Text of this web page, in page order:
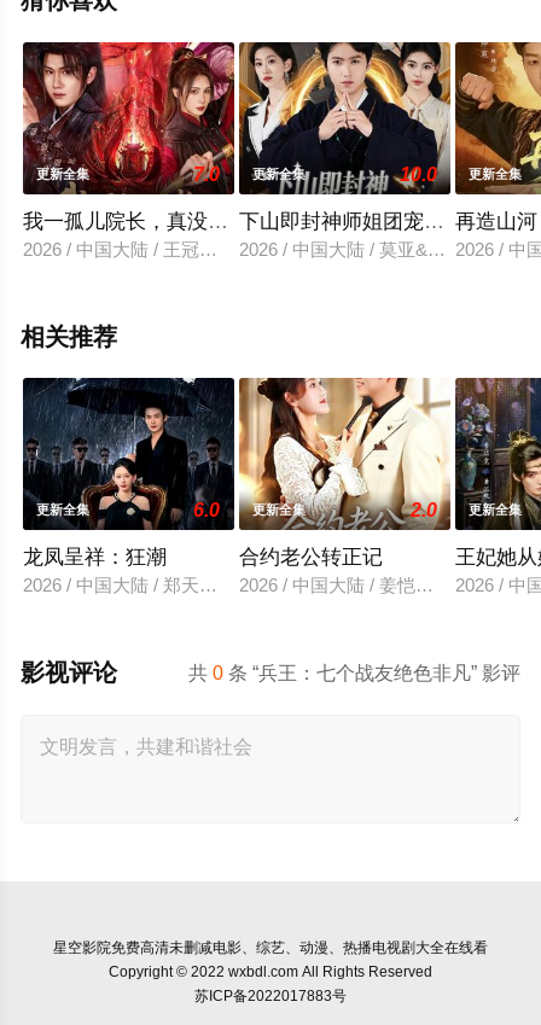
更新全集 7.0
我一孤儿院长，真没想当武林盟主
2026 / 中国大陆 / 王冠彭&刘雪婷
更新全集 10.0
下山即封神师姐团宠我一人
2026 / 中国大陆 / 莫亚&天天
更新全集
再造山河
2026 / 中
相关推荐
更新全集 6.0
龙凤呈祥：狂潮
2026 / 中国大陆 / 郑天龙＆汪心宇
更新全集 2.0
合约老公转正记
2026 / 中国大陆 / 姜恺琳＆王厂
更新全集
王妃她
2026 / 中
共0 条 “兵王：七个战友绝色非凡” 影评
影视评论
星空影院免费高清未删减电影、综艺、动漫、热播电视剧大全在线看
Copyright © 2022 wxbdl.com All Rights Reserved
苏ICP备2022017883号